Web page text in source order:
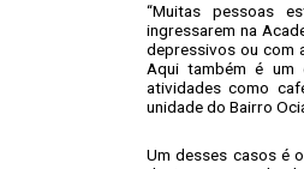
“Muitas pessoas
ingressarem na
depressivos ou com
Aqui também é um
atividades como
unidade do Bairro
Um desses casos é